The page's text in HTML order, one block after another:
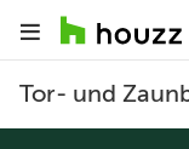
Tor- und